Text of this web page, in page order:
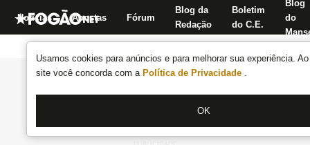
Usamos cookies para anúncios e para melhorar sua experiência.
site você concorda com a Política de Privacidade .
OK
Notícias Apostas Fórum
Blog da
Redação
Boletim
do C.E.
Blog
do